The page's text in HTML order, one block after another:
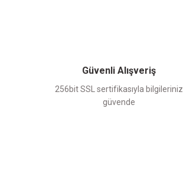
Güvenli Alışveriş
256bit SSL sertifikasıyla bilgileriniz
güvende